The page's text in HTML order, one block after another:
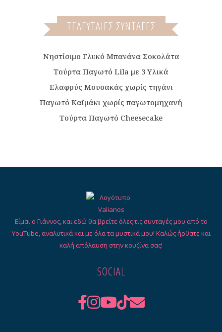
ΤΕΛΕΥΤΑΙΕΣ ΣΥΝΤΑΓΕΣ
Νηστίσιμο Γλυκό Μπανάνα Σοκολάτα
Τούρτα Παγωτό Lila με 3 Υλικά
Ελαφρύς Μουσακάς χωρίς τηγάνι
Παγωτό Καϊμάκι χωρίς παγωτομηχανή
Τούρτα Παγωτό Cheesecake
Είμαι ο Γιάννος, και εδώ θα βρείτε όλες τις συνταγές μου από το
YouTube, αναλυτικά και με όλα τα μυστικά μου! Καλώς ήρθατε και
καλή απόλαυση στην κουζίνα σας!
SOCIAL